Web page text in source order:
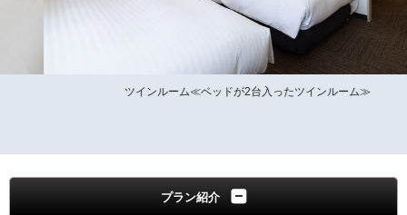
ツインルーム≪ベッドが2台入ったツインルーム≫
プラン紹介